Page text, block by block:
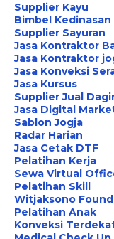
Supplier Kayu
Bimbel Kedinasan
Supplier Sayuran
Jasa Kontraktor
Jasa Kontraktor
Jasa Konveksi
Jasa Kursus
Supplier Jual
Jasa Digital
Sablon Jogja
Radar Harian
Jasa Cetak DTF
Pelatihan Kerja
Sewa Virtual
Pelatihan Skill
Witjaksono
Pelatihan Anak
Konveksi